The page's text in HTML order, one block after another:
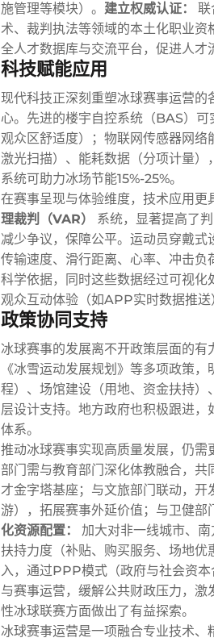
施管理等模块）。 建立权威认证：
联
术、裁判执法等领域的本土化职业
全人才数据库与交流平台，促进人才
科技赋能应用
现代科技正深刻重塑冰球赛事运营
心。先进的楼宇自控系统（BAS）
观众区舒适度）；物联网传感器网
激光扫描）、能耗数据（分项计量）
系统可助力冰场节能15%-25%。
在赛事呈现与体验维度，技术应用
理裁判（VAR）
系统，显著提高了
减少争议，保障公平。运动员穿戴
传输速度、滑行距离、心率、冲击
科学依据，同时这些数据经过可视
观众互动体验（如APP实时数据推送
政策协同支持
冰球赛事的发展离不开政策层面的
《冰雪运动发展规划》等多项政策
程）、场馆建设（用地、资金扶持
层设计支持。地方政府也积极跟进
体系。
推动冰球赛事实现高质量发展，仍需
部门需与教育部门深化体教融合，
才金字塔基座；与文旅部门联动，开
游），拓展赛事外延价值；与卫健部
化资源配置：
加大对非一线城市、
扶持力度（补贴、购买服务、场地
入，通过PPP模式（政府与社会资
与赛事运营，缓解公共财政压力，
性冰球联赛方面做出了有益探索。
冰球赛事运营是一项融合专业技术